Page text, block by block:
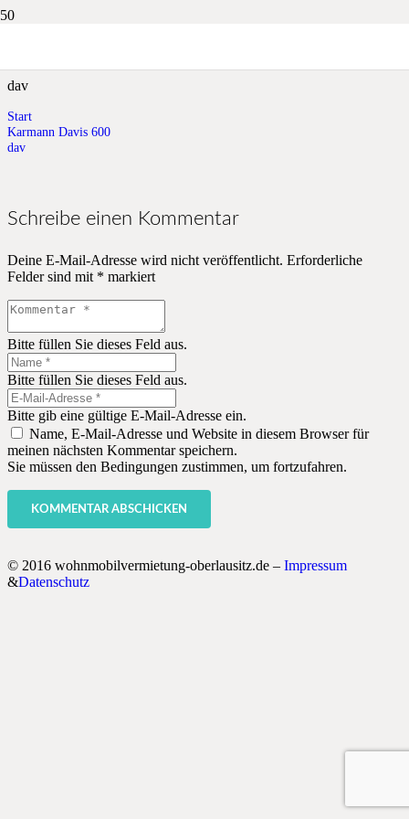
dav
Start
Karmann Davis 600
dav
Schreibe einen Kommentar
Deine E-Mail-Adresse wird nicht veröffentlicht. Erforderliche
Felder sind mit * markiert
Bitte füllen Sie dieses Feld aus.
Bitte füllen Sie dieses Feld aus.
Bitte gib eine gültige E-Mail-Adresse ein.
Name, E-Mail-Adresse und Website in diesem Browser für
meinen nächsten Kommentar speichern.
Sie müssen den Bedingungen zustimmen, um fortzufahren.
KOMMENTAR ABSCHICKEN
© 2016 wohnmobilvermietung-oberlausitz.de – Impressum
&Datenschutz